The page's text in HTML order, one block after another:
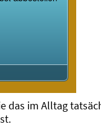
das im Alltag